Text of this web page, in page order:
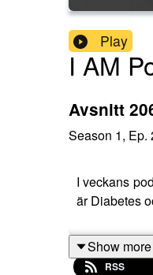
Play
I AM
Avsnitt
Season 1, Ep.
I veckans
är Diabetes
Show more
RSS